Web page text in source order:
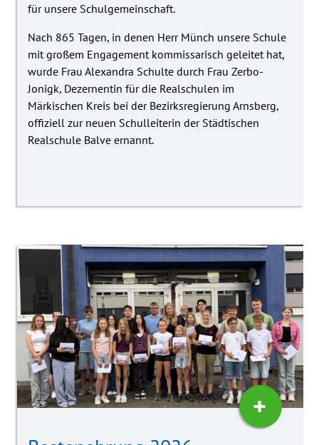
für unsere Schulgemeinschaft.
Nach 865 Tagen, in denen Herr Münch unsere Schule
mit großem Engagement kommissarisch geleitet hat,
wurde Frau Alexandra Schulte durch Frau Zerbo-
Jonigk, Dezernentin für die Realschulen im
Märkischen Kreis bei der Bezirksregierung Arnsberg,
offiziell zur neuen Schulleiterin der Städtischen
Realschule Balve ernannt.
+